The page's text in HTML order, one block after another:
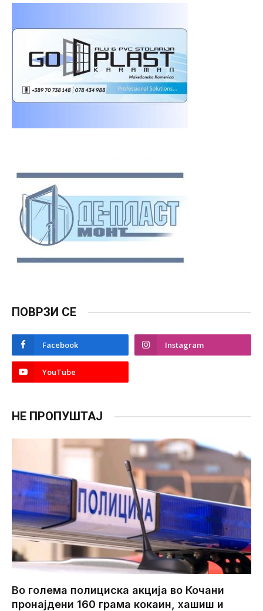
ПОВРЗИ СЕ
Facebook Instagram
YouTube
НЕ ПРОПУШТАЈ
Во голема полициска акција во Кочани
пронајдени 160 грама кокаин, хашиш и